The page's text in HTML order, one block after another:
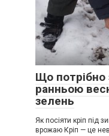
Що потрібно
ранньою
зелень
Як посіяти кріп під
врожаю Кріп — це